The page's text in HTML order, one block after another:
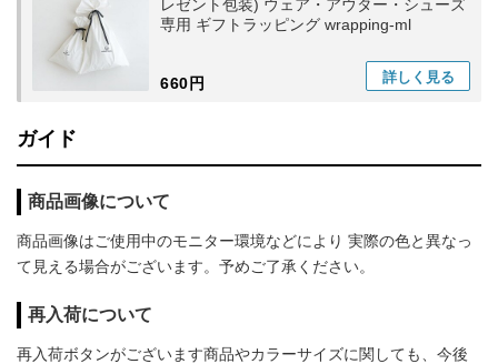
レゼント包装) ウェア・アウター・シューズ
専用 ギフトラッピング wrapping-ml
660円 詳しく 見る
ガイド
商品画像について
商品画像はご使用中のモニター環境などにより 実際の色と異なっ
て見える場合がございます。予めご了承ください。
再入荷について
再入荷ボタンがございます商品やカラーサイズに関しても、今後